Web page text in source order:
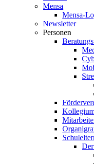
Mensa
Mensa-
Newsletter
Personen